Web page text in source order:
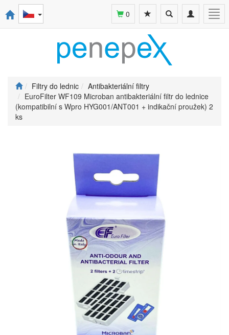
Toggle
navigation
Toggle
search
0
Filtry do lednic
Antibakteriální filtry
EuroFilter WF109 Microban antibakteriální filtr do lednice
(kompatibilní s Wpro HYG001/ANT001 + indikační proužek) 2
ks